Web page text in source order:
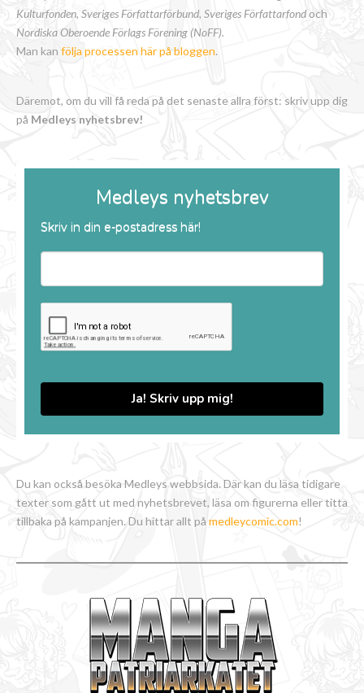
Kulturfonden, Sveriges Författarförbund, Sveriges Författarfondoch
Nordiska Oberoende Förlags Förening (NoFF).
Man kan följa processen här på bloggen.
Däremot, om du vill få reda på det senaste allra först: skriv upp dig
på Medleys nyhetsbrev!
Medleys nyhetsbrev
Skriv in din e-postadress här!
Ja! Skriv upp mig!
Du kan också besöka Medleys webbsida. Där kan du läsa tidigare
texter som gått ut med nyhetsbrevet, läsa om figurerna eller titta
tillbaka på kampanjen. Du hittar allt på medleycomic.com!